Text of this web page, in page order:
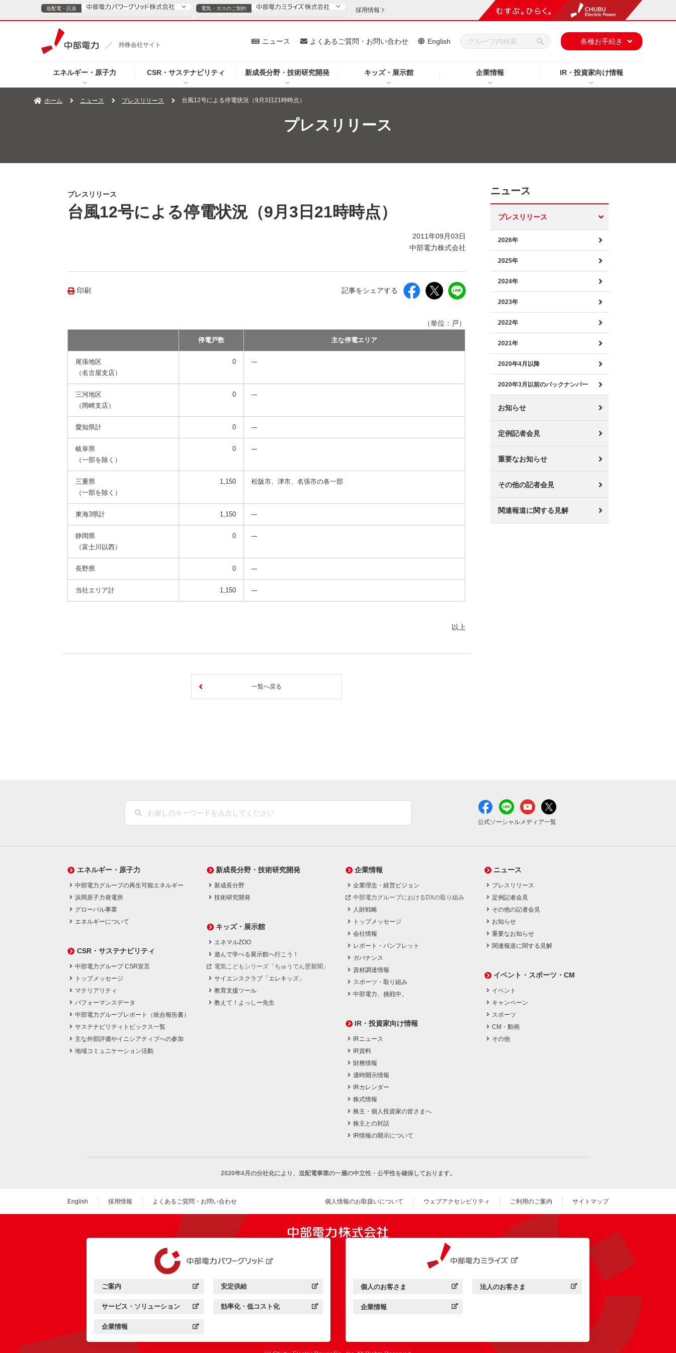
持株会社サイト
エネルギー・原子力 CSR・サステナビリティ 新成長分野・技術研究開発 キッズ・展示館 企業情報 IR・投資家向け情報
ニュース よくあるご質問・お問い合わせ English 各種お手続き
送配電・託送
TOPページへ ご案内 安定供給
企業情報
電気・ガスのご契約
電気・ガスのご契約
TOPページへ 個人のお客さま 法人のお客さま
採用情報
ホーム ニュース プレスリリース 台風12号による停電状況（9月3日21時時点）
プレスリリース
プレスリリース
台風12号による停電状況（9月3日21時時点）
2011年09月03日
中部電力株式会社
印刷 記事をシェアする
（単位：戸）
停電戸数 主な停電エリア
尾張地区
（名古屋支店）
0
三河地区
（岡崎支店）
0
愛知県計 0
岐阜県
（一部を除く）
0
三重県
（一部を除く）
1,150 松阪市、津市、名張市の各一部
東海3県計 1,150
静岡県
（富士川以西）
0
長野県 0
当社エリア計 1,150
以上
一覧へ戻る
ニュース
プレスリリース
2026年
2025年
2024年
2023年
2022年
2021年
2020年4月以降
2020年3月以前のバックナンバー
お知らせ
定例記者会見
重要なお知らせ
その他の記者会見
関連報道に関する見解
公式ソーシャルメディア一覧
エネルギー・原子力
中部電力グループの再生可能エネルギー
浜岡原子力発電所
グローバル事業
エネルギーについて
CSR・サステナビリティ
中部電力グループ CSR宣言
トップメッセージ
マテリアリティ
パフォーマンスデータ
中部電力グループレポート（統合報告書）
サステナビリティトピックス一覧
主な外部評価やイニシアティブへの参加
地域コミュニケーション活動
新成長分野・技術研究開発
新成長分野
技術研究開発
キッズ・展示館
エネマルZOO
遊んで学べる展示館へ行こう！
電気こどもシリーズ「ちゅうでん壁新聞」
サイエンスクラブ「エレキッズ」
教育支援ツール
教えて！よっしー先生
企業情報
企業理念・経営ビジョン
中部電力グループにおけるDXの取り組み
人財戦略
トップメッセージ
会社情報
レポート・パンフレット
ガバナンス
資材調達情報
スポーツ・取り組み
中部電力、挑戦中。
IR・投資家向け情報
IRニュース
IR資料
財務情報
適時開示情報
IRカレンダー
株式情報
株主・個人投資家の皆さまへ
株主との対話
IR情報の開示について
ニュース
プレスリリース
定例記者会見
その他の記者会見
お知らせ
重要なお知らせ
関連報道に関する見解
イベント・スポーツ・CM
イベント
キャンペーン
スポーツ
CM・動画
その他
2020年4月の分社化により、 送配電事業の一層の中立性・公平性を確保しております。
English 採用情報 よくあるご質問・お問い合わせ 個人情報のお取扱いについて ウェブアクセシビリティ ご利用のご案内 サイトマップ
中部電力パワーグリッド：
ご案内
（新しいウィンドウを開きます） 中部電力パワーグリッド：
安定供給
（新しいウィンドウを開きます）
中部電力パワーグリッド：
サービス・ソリューション
（新しいウィンドウを開きます） 中部電力パワーグリッド：
効率化・低コスト化
（新しいウィンドウを開きます）
中部電力パワーグリッド：
企業情報
（新しいウィンドウを開きます）
中部電力ミライズ：
個人のお客さま
（新しいウィンドウを開きます） 中部電力ミライズ：
法人のお客さま
（新しいウィンドウを開きます）
中部電力ミライズ：
企業情報
（新しいウィンドウを開きます）